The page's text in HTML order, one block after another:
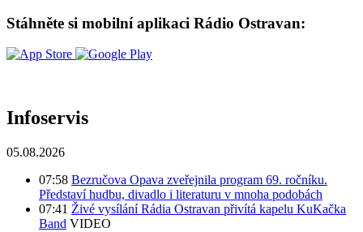
Stáhněte si mobilní aplikaci Rádio Ostravan:
Infoservis
05.08.2026
07:58 Bezručova Opava zveřejnila program 69. ročníku.
Představí hudbu, divadlo i literaturu v mnoha podobách
07:41 Živé vysílání Rádia Ostravan přivítá kapelu KuKačka
Band VIDEO